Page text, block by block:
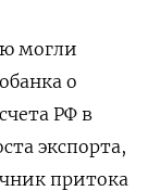
могли
о
РФ в
экспорта,
притока